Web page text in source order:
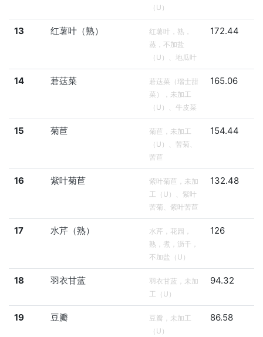
（U）
13 红薯叶（熟）
红薯叶，熟，
蒸，不加盐
（U）、地瓜叶
172.44
14 莙荙菜
莙荙菜（瑞士甜
菜），未加工
（U）、牛皮菜
165.06
15 菊苣
菊苣，未加工
（U）、苦菊、
苦苣
154.44
16 紫叶菊苣
紫叶菊苣，未加
工（U）、紫叶
苦菊、紫叶苦苣
132.48
17 水芹（熟）
水芹，花园，
熟，煮，沥干，
不加盐（U）
126
18 羽衣甘蓝
羽衣甘蓝，未加
工（U）
94.32
19 豆瓣
豆瓣，未加工
（U）
86.58